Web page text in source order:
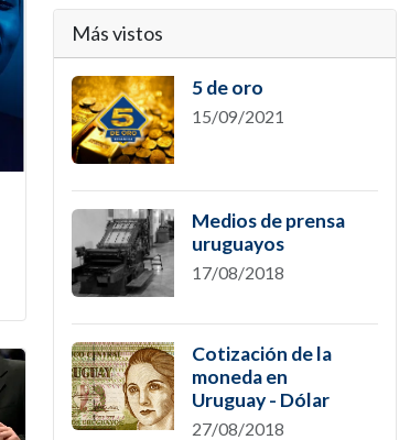
Más vistos
5 de oro
15/09/2021
Medios de prensa
uruguayos
17/08/2018
Cotización de la
moneda en
Uruguay - Dólar
27/08/2018